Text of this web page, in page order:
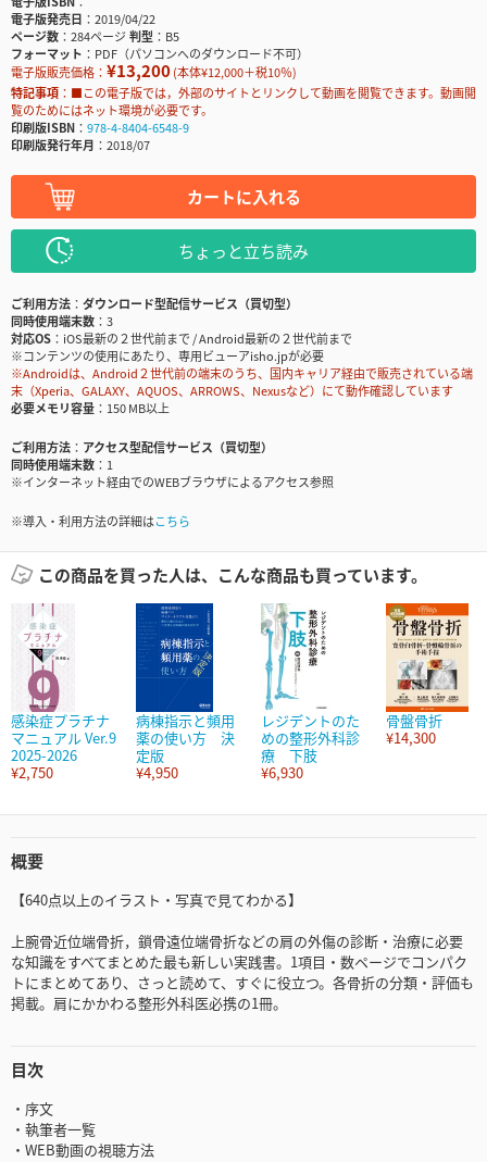
電子版発売日
2019/04/22
ページ数
284ページ判型
B5
フォーマット
PDF（パソコンへのダウンロード不可）
電子版販売価格： ¥13,200(本体¥12,000＋税10％)
特記事項
■この電子版では，外部のサイトとリンクして動画を閲覧できます。動画閲
覧のためにはネット環境が必要です。
印刷版ISBN
978-4-8404-6548-9
印刷版発行年月
2018/07
カートに入れる
ちょっと立ち読み
ご利用方法
ダウンロード型配信サービス（買切型）
同時使用端末数
3
対応OS
iOS最新の２世代前まで / Android最新の２世代前まで
※コンテンツの使用にあたり、専用ビューアisho.jpが必要
※Androidは、Android２世代前の端末のうち、国内キャリア経由で販売されている端
末（Xperia、GALAXY、AQUOS、ARROWS、Nexusなど）にて動作確認しています
必要メモリ容量
150 MB以上
ご利用方法
アクセス型配信サービス（買切型）
同時使用端末数
1
※インターネット経由でのWEBブラウザによるアクセス参照
※導入・利用方法の詳細はこちら
この商品を買った人は、こんな商品も買っています。
感染症プラチナ
マニュアル Ver.9
2025-2026
¥2,750
病棟指示と頻用
薬の使い方 決
定版
¥4,950
レジデントのた
めの整形外科診
療 下肢
¥6,930
骨盤骨折
¥14,300
概要
【640点以上のイラスト・写真で見てわかる】
上腕骨近位端骨折，鎖骨遠位端骨折などの肩の外傷の診断・治療に必要
な知識をすべてまとめた最も新しい実践書。1項目・数ページでコンパク
トにまとめてあり、さっと読めて、すぐに役立つ。各骨折の分類・評価も
掲載。肩にかかわる整形外科医必携の1冊。
目次
・序文
・執筆者一覧
・WEB動画の視聴方法